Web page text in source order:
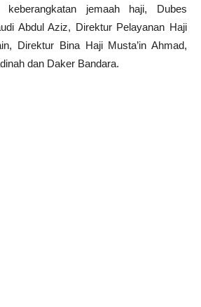
jemaah haji, Dubes
Abdul Aziz, Direktur Pelayanan Haji
Direktur Bina Haji Musta’in Ahmad,
dan Daker Bandara.